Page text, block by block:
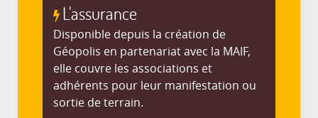
L'assurance
Disponible depuis la création de
Géopolis en partenariat avec la MAIF,
elle couvre les associations et
adhérents pour leur manifestation ou
sortie de terrain.